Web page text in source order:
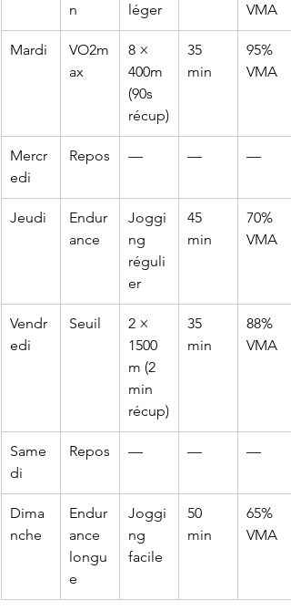
n léger VMA
Mardi
VO2m
ax
8 ×
400m
(90s
récup)
35
min
95%
VMA
Mercr
edi
Repos — — —
Jeudi
Endur
ance
Joggi
ng
réguli
er
45
min
70%
VMA
Vendr
edi
Seuil
2 ×
1500
m (2
min
récup)
35
min
88%
VMA
Same
di
Repos — — —
Dima
nche
Endur
ance
longu
e
Joggi
ng
facile
50
min
65%
VMA